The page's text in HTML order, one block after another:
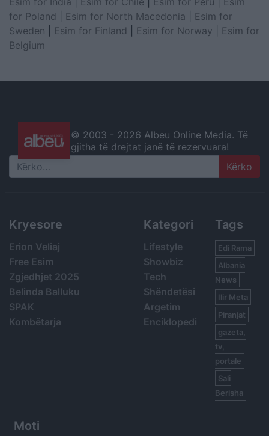
for Poland
Esim for North Macedonia
Esim for
Sweden
Esim for Finland Esim for Norway
Esim for
Belgium
© 2003 - 2026 Albeu Online Media. Të
gjitha të drejtat janë të rezervuara!
Search
Kryesore
Erion Veliaj
Free Esim
Zgjedhjet 2025
Belinda Balluku
SPAK
Kombëtarja
Kategori
Lifestyle
Showbiz
Tech
Shëndetësi
Argetim
Enciklopedi
Tags
Edi Rama
Albania
News
Ilir Meta
Piranjat
gazeta,
tv,
portale
Sali
Berisha
Moti